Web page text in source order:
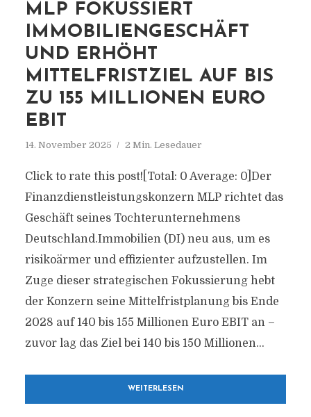
MLP FOKUSSIERT
IMMOBILIENGESCHÄFT
UND ERHÖHT
MITTELFRISTZIEL AUF BIS
ZU 155 MILLIONEN EURO
EBIT
14. November 2025 2 Min. Lesedauer
Click to rate this post![Total: 0 Average: 0]Der
Finanzdienstleistungskonzern MLP richtet das
Geschäft seines Tochterunternehmens
Deutschland.Immobilien (DI) neu aus, um es
risikoärmer und effizienter aufzustellen. Im
Zuge dieser strategischen Fokussierung hebt
der Konzern seine Mittelfristplanung bis Ende
2028 auf 140 bis 155 Millionen Euro EBIT an –
zuvor lag das Ziel bei 140 bis 150 Millionen...
WEITERLESEN